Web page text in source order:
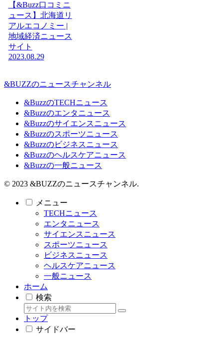
【&Buzz口コミニ
ュース】北海道リ
アルエコノミー |
地域経済ニュース
サイト
2023.08.29
&BUZZのニュースチャンネル
&BuzzのTECHニュース
&Buzzのエンタニュース
&Buzzのサイエンスニュース
&Buzzのスポーツニュース
&Buzzのビジネスニュース
&Buzzのヘルスケアニュース
&Buzzの一般ニュース
© 2023 &BUZZのニュースチャンネル.
メニュー
TECHニュース
エンタニュース
サイエンスニュース
スポーツニュース
ビジネスニュース
ヘルスケアニュース
一般ニュース
ホーム
検索
トップ
サイドバー